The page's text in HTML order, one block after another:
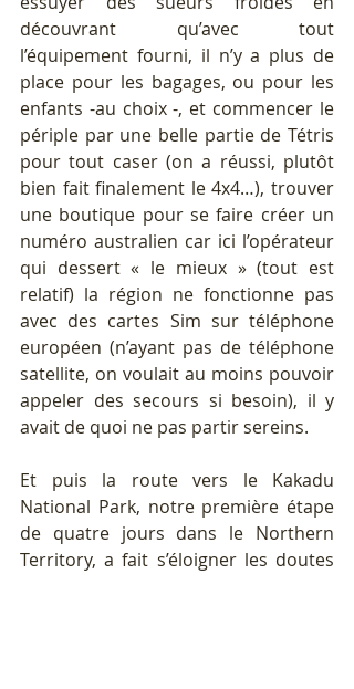
découvrant qu’avec tout
l’équipement fourni, il n’y a plus de
place pour les bagages, ou pour les
enfants -au choix -, et commencer le
périple par une belle partie de Tétris
pour tout caser (on a réussi, plutôt
bien fait finalement le 4x4…), trouver
une boutique pour se faire créer un
numéro australien car ici l’opérateur
qui dessert « le mieux » (tout est
relatif) la région ne fonctionne pas
avec des cartes Sim sur téléphone
européen (n’ayant pas de téléphone
satellite, on voulait au moins pouvoir
appeler des secours si besoin), il y
avait de quoi ne pas partir sereins.
Et puis la route vers le Kakadu
National Park, notre première étape
de quatre jours dans le Northern
Territory, a fait s’éloigner les doutes